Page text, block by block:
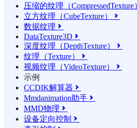
压缩的纹理（CompressedTexture
立方纹理（CubeTexture） 
数据纹理 
DataTexture3D 
深度纹理（DepthTexture） 
纹理（Texture） 
视频纹理（VideoTexture） 
示例
CCDIK解算器 
Mmdanimation助手 
MMD物理 
设备定向控制 